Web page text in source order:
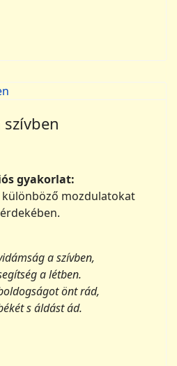
gyakorlat:
mozdulatokat
a szívben,
a létben.
önt rád,
s áldást ád.